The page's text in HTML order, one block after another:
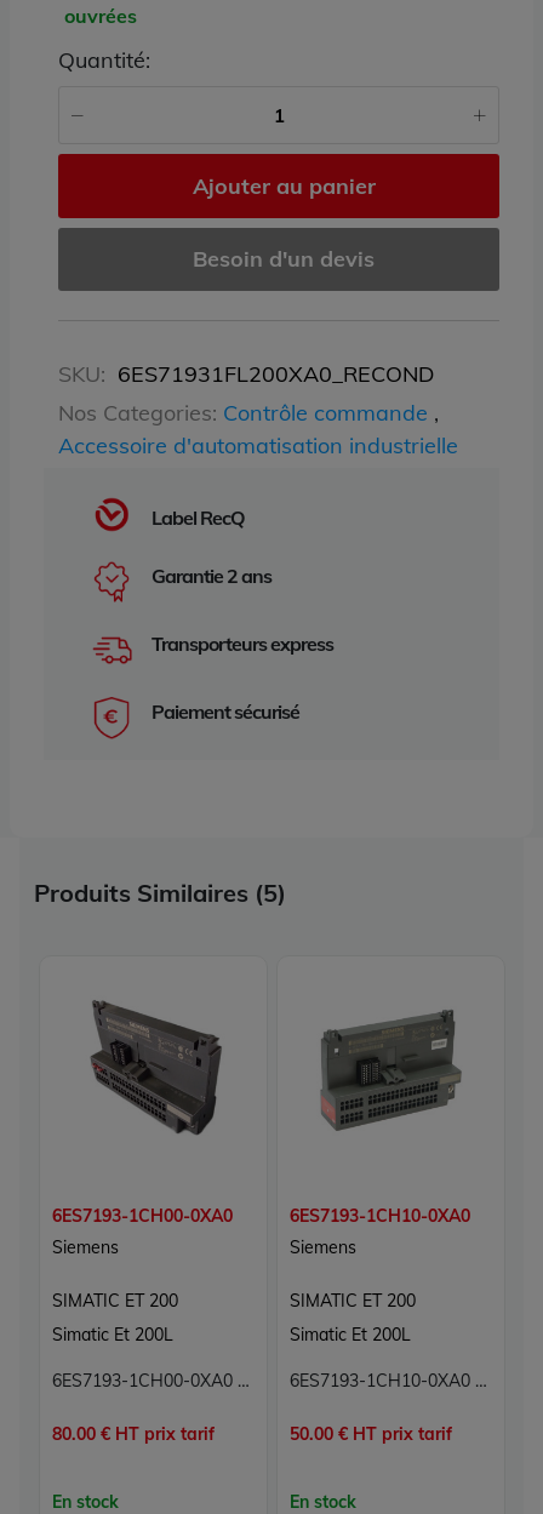
ouvrées
Quantité:
Ajouter au panier
Besoin d'un devis
SKU: 6ES71931FL200XA0_RECOND
Nos Categories: Contrôle commande ,
Accessoire d'automatisation industrielle
Label RecQ
Garantie 2 ans
Transporteurs express
Paiement sécurisé
Produits Similaires (5)
6ES7193-1CH00-0XA0
Siemens
SIMATIC ET 200
Simatic Et 200L
6ES7193-1CH00-0XA0 Embase Simatic ET 200 Siemens
80.00 € HT prix tarif
En stock
6ES7193-1CH10-0XA0
Siemens
SIMATIC ET 200
Simatic Et 200L
6ES7193-1CH10-0XA0 Embase Simatic ET 200 Siemens
50.00 € HT prix tarif
En stock